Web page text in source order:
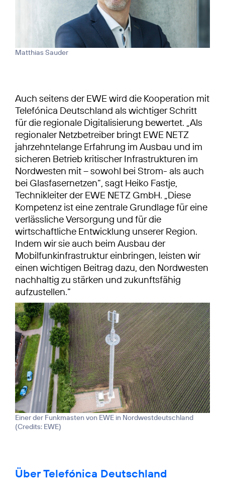
Matthias Sauder
Auch seitens der EWE wird die Kooperation mit
Telefónica Deutschland als wichtiger Schritt
für die regionale Digitalisierung bewertet. „Als
regionaler Netzbetreiber bringt EWE NETZ
jahrzehntelange Erfahrung im Ausbau und im
sicheren Betrieb kritischer Infrastrukturen im
Nordwesten mit – sowohl bei Strom- als auch
bei Glasfasernetzen“, sagt Heiko Fastje,
Technikleiter der EWE NETZ GmbH. „Diese
Kompetenz ist eine zentrale Grundlage für eine
verlässliche Versorgung und für die
wirtschaftliche Entwicklung unserer Region.
Indem wir sie auch beim Ausbau der
Mobilfunkinfrastruktur einbringen, leisten wir
einen wichtigen Beitrag dazu, den Nordwesten
nachhaltig zu stärken und zukunftsfähig
aufzustellen.“
Einer der Funkmasten von EWE in Nordwestdeutschland
(Credits: EWE)
Über Telefónica Deutschland